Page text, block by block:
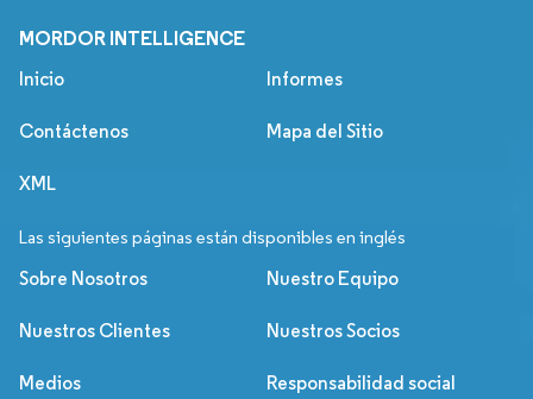
MORDOR INTELLIGENCE
Inicio Informes
Contáctenos Mapa del Sitio
XML
Las siguientes páginas están disponibles en inglés
Sobre Nosotros Nuestro Equipo
Nuestros Clientes Nuestros Socios
Medios Responsabilidad social